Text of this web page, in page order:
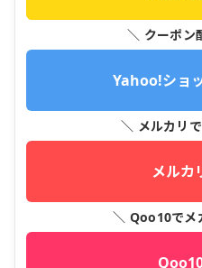
＼ クーポン
Yahoo!ショ
＼ メルカリ
メルカ
＼ Qoo10でメ